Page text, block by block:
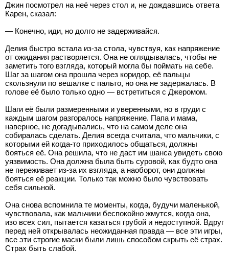
Джин посмотрел на неё через стол и, не дождавшись ответа
Карен, сказал:
— Конечно, иди, но долго не задерживайся.
Делия быстро встала из-за стола, чувствуя, как напряжение
от ожидания растворяется. Она не оглядывалась, чтобы не
заметить того взгляда, который могла бы поймать на себе.
Шаг за шагом она прошла через коридор, её пальцы
скользнули по вешалке с пальто, но она не задержалась. В
голове её было только одно — встретиться с Джеромом.
Шаги её были размеренными и уверенными, но в груди с
каждым шагом разгоралось напряжение. Папа и мама,
наверное, не догадывались, что на самом деле она
собиралась сделать. Делия всегда считала, что мальчики, с
которыми ей когда-то приходилось общаться, должны
бояться её. Она решила, что не даст им шанса увидеть свою
уязвимость. Она должна была быть суровой, как будто она
не переживает из-за их взгляда, а наоборот, они должны
бояться её реакции. Только так можно было чувствовать
себя сильной.
Она снова вспомнила те моменты, когда, будучи маленькой,
чувствовала, как мальчики беспокойно жмутся, когда она,
изо всех сил, пытается казаться грубой и недоступной. Вдруг
перед ней открывалась неожиданная правда — все эти игры,
все эти строгие маски были лишь способом скрыть её страх.
Страх быть слабой.